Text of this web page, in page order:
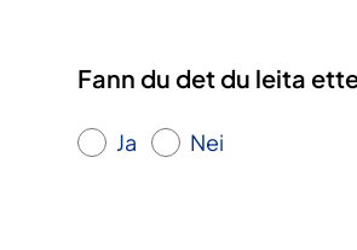
Fann du det du leita
Ja Nei